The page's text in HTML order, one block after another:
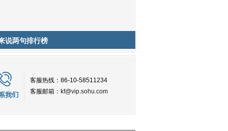
说两句排行榜
客服热线：86-10-58511234
客服邮箱： kf@vip.sohu.com